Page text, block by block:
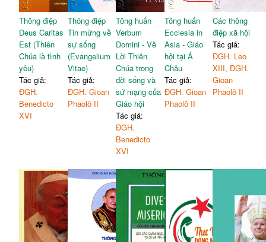
Thông điệp
Deus Caritas
Est (Thiên
Chúa là tình
yêu)
Tác giả:
ĐGH.
Benedicto
XVI
Thông điệp
Tin mừng về
sự sống
(Evangelium
Vitae)
Tác giả:
ĐGH. Gioan
Phaolô II
Tông huấn
Verbum
Domini - Về
Lời Thiên
Chúa trong
đời sống và
sứ mạng của
Giáo hội
Tác giả:
ĐGH.
Benedicto
XVI
Tông huấn
Ecclesia in
Asia - Giáo
hội tại Á
Châu
Tác giả:
ĐGH. Gioan
Phaolô II
Các thông
điệp xã hội
Tác giả:
ĐGH. Leo
XIII, ĐGH.
Gioan
Phaolô II